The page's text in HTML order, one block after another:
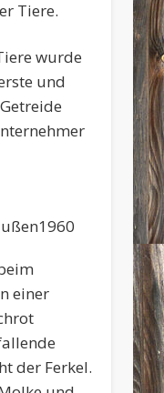
Tiere.
wurde
und
einer
der Ferkel.